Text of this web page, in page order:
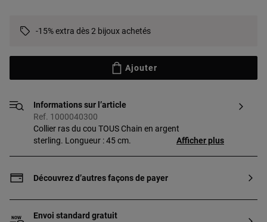
-15% extra dès 2 bijoux achetés
Ajouter
Informations sur l’article
Ref. 1000040300
Collier ras du cou TOUS Chain en argent
sterling. Longueur : 45 cm.
Afficher plus
Découvrez d’autres façons de payer
Envoi standard gratuit